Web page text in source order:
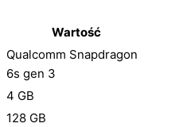
Wartość
Qualcomm Snapdragon
6s gen 3
4 GB
128 GB